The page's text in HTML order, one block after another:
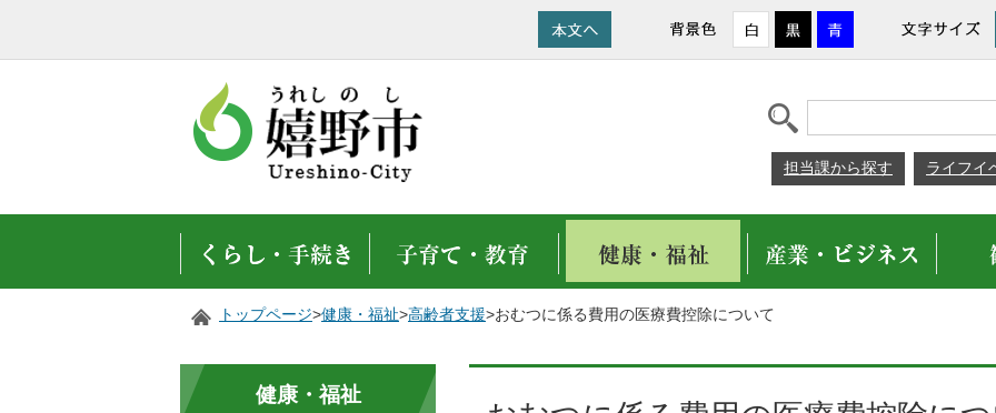
担当課から探す ライフイ
トップページ>健康・福祉>高齢者支援>おむつに係る費用の医療費控除について
健康・福祉